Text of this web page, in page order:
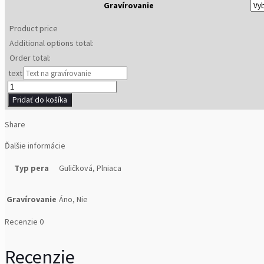
Gravírovanie
Product price
Additional options total:
Order total:
text
množstvo
Winter
Landscape
VII
Pridať do košíka
Share
Ďalšie informácie
Typ pera Guličková, Plniaca
Gravírovanie Áno, Nie
Recenzie 0
Recenzie